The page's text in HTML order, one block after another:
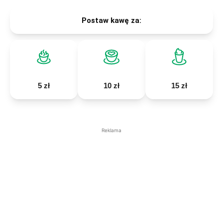
Postaw kawę za:
5 zł 10 zł 15 zł
Reklama